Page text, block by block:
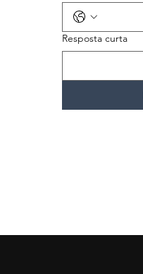
Resposta curta